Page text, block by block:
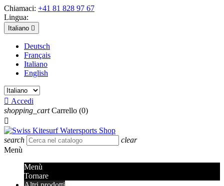
Chiamaci: +41 81 828 97 67
Lingua:
Italiano 
Deutsch
Français
Italiano
English
 Accedi
shopping_cart Carrello (0)

search
clear
Menù
Menù
Tornare